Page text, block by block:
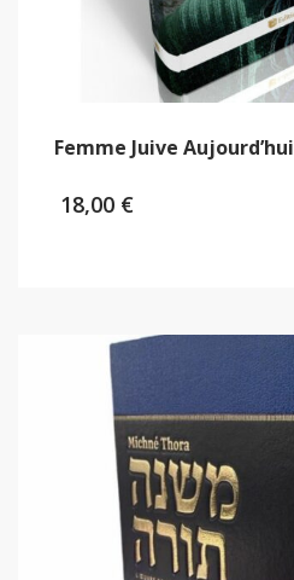
Femme Juive Aujourd’hui
18,00 €